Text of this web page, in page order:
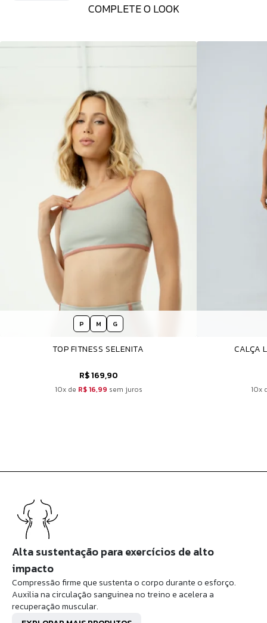
COMPLETE O LOOK
P M G
TOP FITNESS SELENITA
R$ 169,90
10x de R$ 16,99 sem juros
CALÇA
10x
Alta sustentação para exercícios de alto
impacto
Compressão firme que sustenta o corpo durante o esforço.
Auxilia na circulação sanguinea no treino e acelera a
recuperação muscular.